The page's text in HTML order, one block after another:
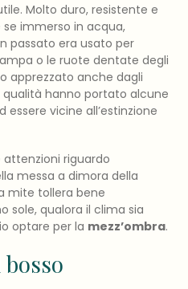
Molto duro, resistente e
immerso in acqua,
passato era usato per
o le ruote dentate degli
apprezzato anche dagli
qualità hanno portato alcune
essere vicine all’estinzione
riguardo
messa a dimora della
mite tollera bene
sole, qualora il clima sia
optare per la mezz’ombra.